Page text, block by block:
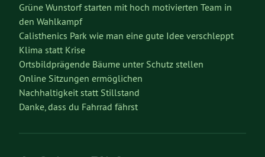
Grüne Wunstorf starten mit hoch motivierten Team in
den Wahlkampf
Calisthenics Park wie man eine gute Idee verschleppt
Klima statt Krise
Ortsbildprägende Bäume unter Schutz stellen
Online Sitzungen ermöglichen
Nachhaltigkeit statt Stillstand
Danke, dass du Fahrrad fährst